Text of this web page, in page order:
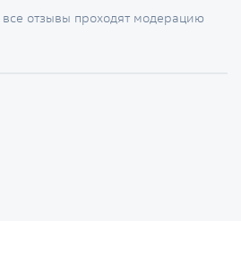
отзывы проходят модерацию